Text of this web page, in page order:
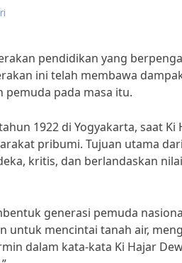
pendidikan yang
ini telah membawa
pemuda pada masa itu.
1922 di Yogyakarta, saat
pribumi. Tujuan utama
kritis, dan berlandaskan
generasi pemuda
untuk mencintai tanah air,
dalam kata-kata Ki Hajar